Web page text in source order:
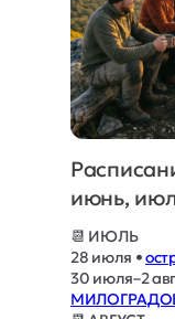
июнь,
📆 ИЮЛЬ
28 июля •
30 июля–2